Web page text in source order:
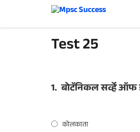
Test 25
1. बोटॅनिकल सर्व्हे ऑफ
कोलकाता